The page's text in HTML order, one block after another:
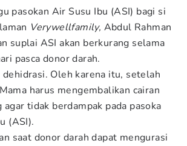
pasokan Air Susu Ibu (ASI) bagi si
Verywellfamily, Abdul Rahman
suplai ASI akan berkurang selama
pasca donor darah.
dehidrasi. Oleh karena itu, setelah
harus mengembalikan cairan
agar tidak berdampak pada pasoka
(ASI).
saat donor darah dapat mengurasi